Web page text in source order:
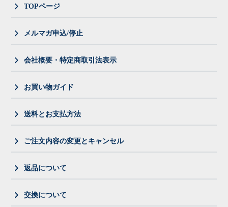
TOPページ
メルマガ申込/停止
会社概要・特定商取引法表示
お買い物ガイド
送料とお支払方法
ご注文内容の変更とキャンセル
返品について
交換について